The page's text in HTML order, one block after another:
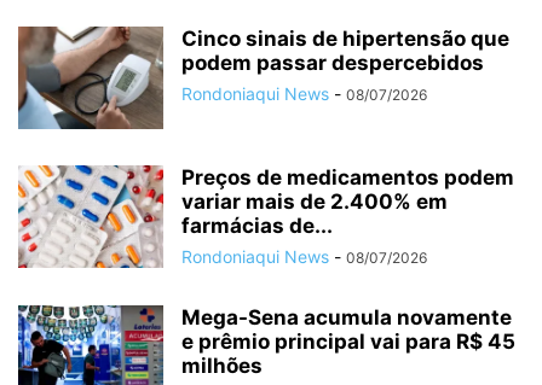
Cinco sinais de hipertensão que
podem passar despercebidos
Rondoniaqui News - 08/07/2026
Preços de medicamentos podem
variar mais de 2.400% em
farmácias de...
Rondoniaqui News - 08/07/2026
Mega-Sena acumula novamente
e prêmio principal vai para R$ 45
milhões